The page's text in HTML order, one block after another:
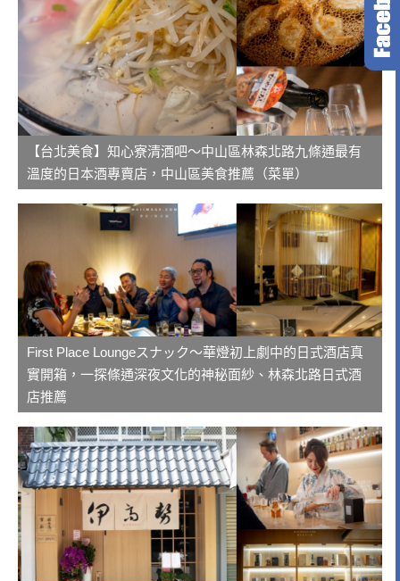
【台北美食】知心寮清酒吧～中山區林森北路九條通最有
溫度的日本酒專賣店，中山區美食推薦（菜單）
First Place Loungeスナック～華燈初上劇中的日式酒店真
實開箱，一探條通深夜文化的神秘面紗、林森北路日式酒
店推薦